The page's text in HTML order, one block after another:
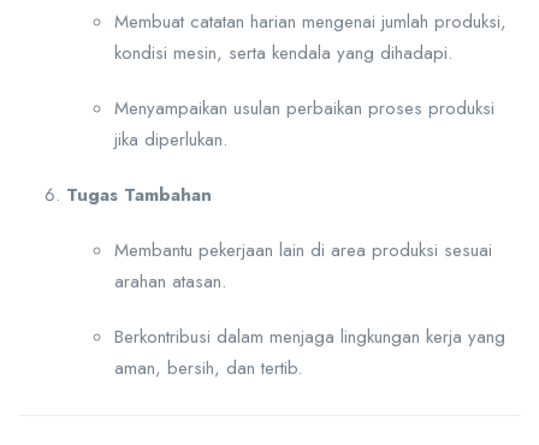
Membuat catatan harian mengenai jumlah produksi,
kondisi mesin, serta kendala yang dihadapi.
Menyampaikan usulan perbaikan proses produksi
jika diperlukan.
Tugas Tambahan
Membantu pekerjaan lain di area produksi sesuai
arahan atasan.
Berkontribusi dalam menjaga lingkungan kerja yang
aman, bersih, dan tertib.